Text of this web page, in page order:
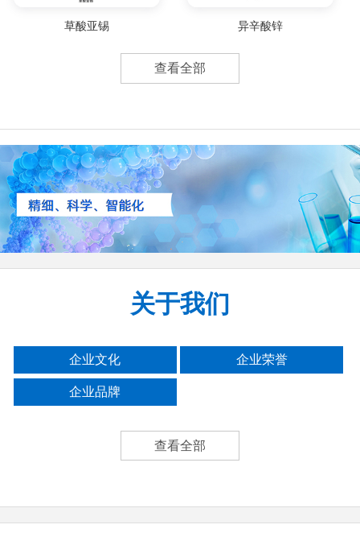
草酸亚锡 异辛酸锌
查看全部
关于我们
企业文化 企业荣誉
企业品牌
查看全部